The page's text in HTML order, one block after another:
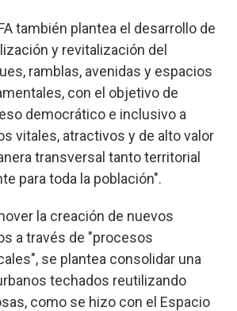
también plantea el desarrollo de
y revitalización del
ramblas, avenidas y espacios
con el objetivo de
democrático e inclusivo a
vitales, atractivos y de alto valor
transversal tanto territorial
para toda la población".
la creación de nuevos
a través de "procesos
se plantea consolidar una
techados reutilizando
como se hizo con el Espacio